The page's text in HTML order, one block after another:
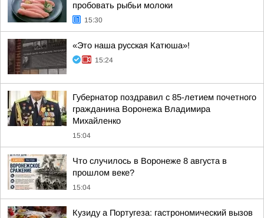
пробовать рыбьи молоки
15:30
«Это наша русская Катюша»!
15:24
Губернатор поздравил с 85-летием почетного
гражданина Воронежа Владимира
Михайленко
15:04
Что случилось в Воронеже 8 августа в
прошлом веке?
15:04
Кузиду а Португеза: гастрономический вызов